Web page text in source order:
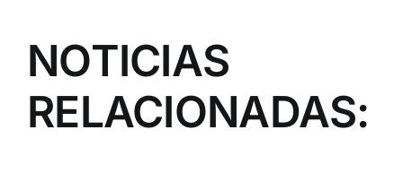
NOTICIAS
RELACIONADAS: